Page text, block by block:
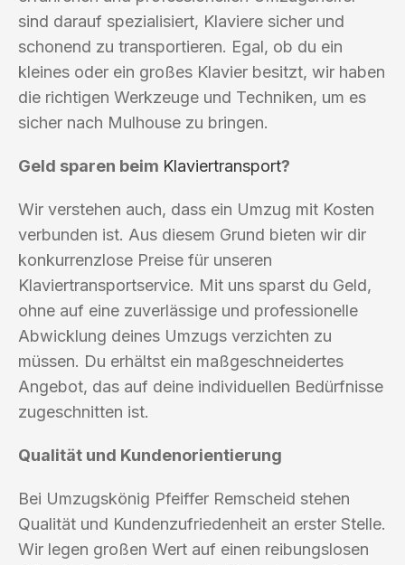
sind darauf spezialisiert, Klaviere sicher und
schonend zu transportieren. Egal, ob du ein
kleines oder ein großes Klavier besitzt, wir haben
die richtigen Werkzeuge und Techniken, um es
sicher nach Mulhouse zu bringen.
Geld sparen beim Klaviertransport?
Wir verstehen auch, dass ein Umzug mit Kosten
verbunden ist. Aus diesem Grund bieten wir dir
konkurrenzlose Preise für unseren
Klaviertransportservice. Mit uns sparst du Geld,
ohne auf eine zuverlässige und professionelle
Abwicklung deines Umzugs verzichten zu
müssen. Du erhältst ein maßgeschneidertes
Angebot, das auf deine individuellen Bedürfnisse
zugeschnitten ist.
Qualität und Kundenorientierung
Bei Umzugskönig Pfeiffer Remscheid stehen
Qualität und Kundenzufriedenheit an erster Stelle.
Wir legen großen Wert auf einen reibungslosen